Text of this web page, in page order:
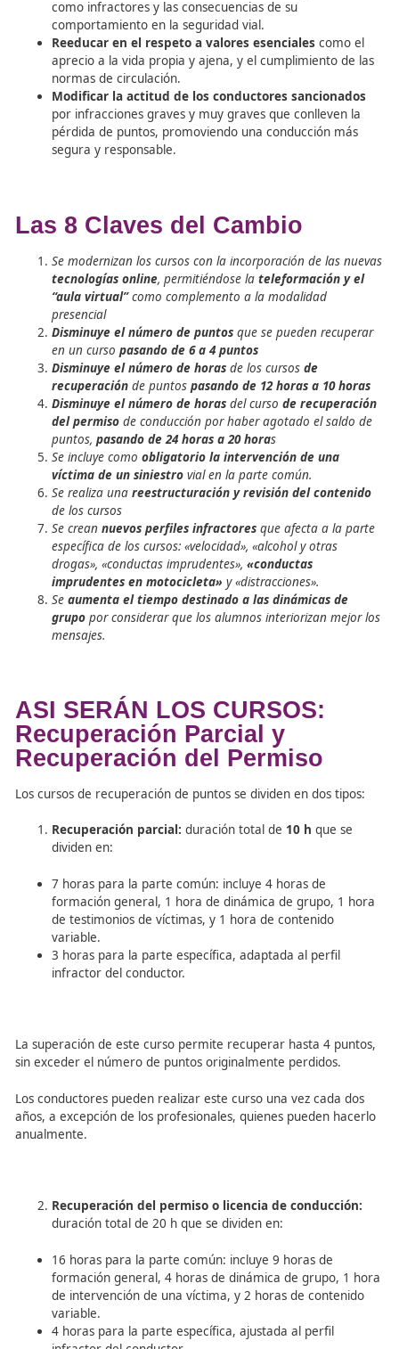
Objetivos de los Cursos de
Sensibilización y
Vial
Los principales objetivos de estos cursos son:
comportamiento en la seguridad vial.
aprecio a la vida propia y ajena, y el
normas de circulación.
Modificar la actitud de los conductores
por infracciones graves y muy graves que
pérdida de puntos, promoviendo una conducción
segura y responsable.
Las 8 Claves del Cambio
Se modernizan los cursos con la incorporación de
tecnologías online
, permitiéndose la
“aula virtual”como complemento a la modalidad
presencial
Disminuye el número de puntosque se pueden
en un cursopasando de 6 a 4 puntos
Disminuye el número de horasde los cursosde
recuperación
puntos,pasando de 24 horas a 20 horas
Se incluye comoobligatorio la intervención de
víctima de un siniestrovial en la parte común.
Se realiza unareestructuración y revisión del
de los cursos
específica de los cursos: «velocidad», «alcohol y otras
drogas», «conductas imprudentes»,
imprudentes en motocicleta» y «distracciones».
Seaumenta el tiempo destinado a las dinámicas
grupopor considerar que los alumnos interiorizan
mensajes.
Recuperación Parcial y
Recuperación del Permiso
Los cursos de recuperación de puntos se dividen en dos
7 horas para la parte común: incluye 4 horas de
formación general, 1 hora de dinámica de grupo,
de testimonios de víctimas, y 1 hora de contenido
variable.
3 horas para la parte específica, adaptada al
infractor del conductor.